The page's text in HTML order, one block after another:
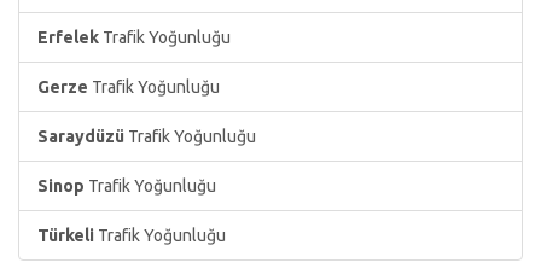
Erfelek Trafik Yoğunluğu
Gerze Trafik Yoğunluğu
Saraydüzü Trafik Yoğunluğu
Sinop Trafik Yoğunluğu
Türkeli Trafik Yoğunluğu